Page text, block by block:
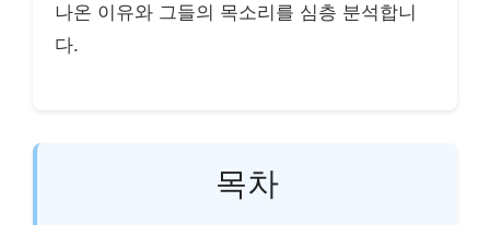
나온 이유와 그들의 목소리를 심층 분석합니
다.
목차